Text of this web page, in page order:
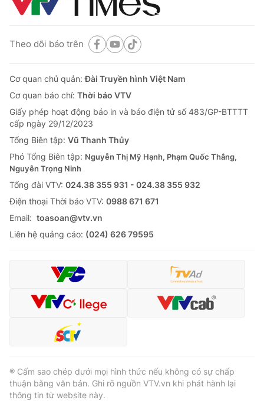
Theo dõi báo trên
Cơ quan chủ quản:Đài Truyền hình Việt Nam
Cơ quan báo chí: Thời báo VTV
Giấy phép hoạt động báo in và báo điện tử số 483/GP-BTTTT
cấp ngày 29/12/2023
Tổng Biên tập: Vũ Thanh Thủy
Phó Tổng Biên tập: Nguyễn Thị Mỹ Hạnh, Phạm Quốc Thắng,
Nguyễn Trọng Ninh
Tổng đài VTV: 024.38 355 931 - 024.38 355 932
Ðiện thoại Thời báo VTV: 0988 671 671
Email: toasoan@vtv.vn
Liên hệ quảng cáo: (024) 626 79595
® Cấm sao chép dưới mọi hình thức nếu không có sự chấp
thuận bằng văn bản. Ghi rõ nguồn VTV.vn khi phát hành lại
thông tin từ website này.